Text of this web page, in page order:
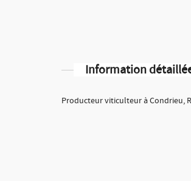
Information
Producteur viticulteur à Condrieu,